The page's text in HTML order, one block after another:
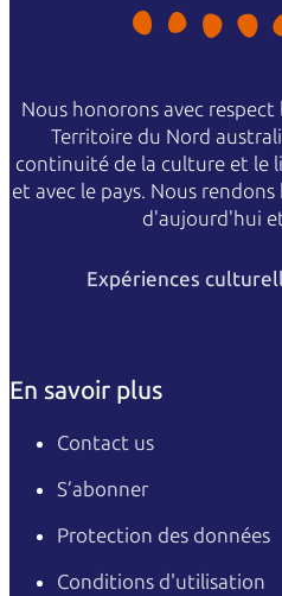
Nous honorons avec
Territoire du Nord
continuité de la culture et le
et avec le pays. Nous
d'aujourd'hui
Expériences
En savoir plus
Contact us
S’abonner
Protection des données
Conditions d'utilisation